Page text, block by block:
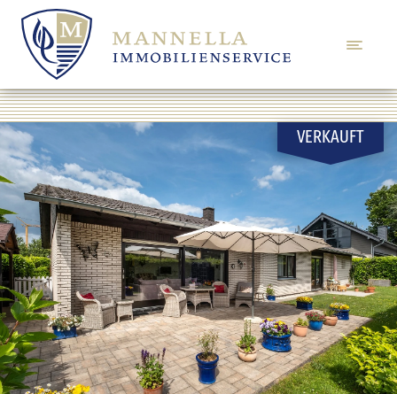
VERKAUFT